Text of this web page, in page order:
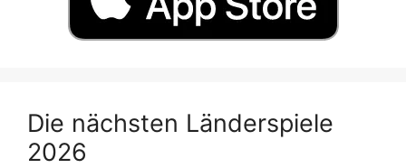
Die nächsten Länderspiele
2026